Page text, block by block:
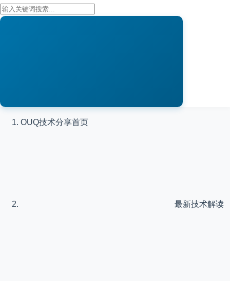
OUQ技术分享首页
最新技术解读